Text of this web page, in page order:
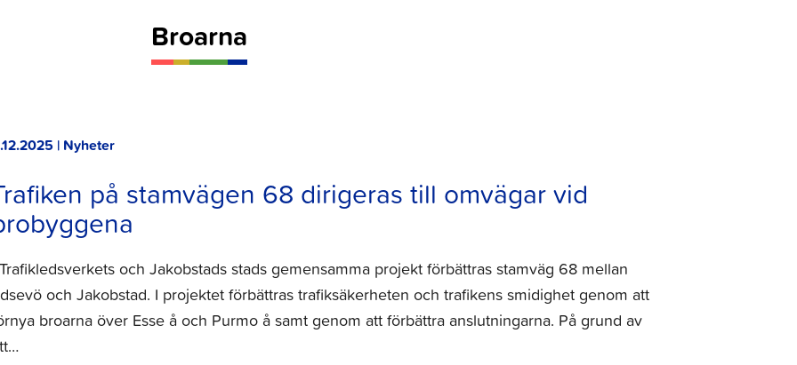
Broarna
| Nyheter
på stamvägen 68 dirigeras till omvägar vid
och Jakobstads stads gemensamma projekt förbättras stamväg 68 mellan
och Jakobstad. I projektet förbättras trafiksäkerheten och trafikens smidighet genom att
broarna över Esse å och Purmo å samt genom att förbättra anslutningarna. På grund av